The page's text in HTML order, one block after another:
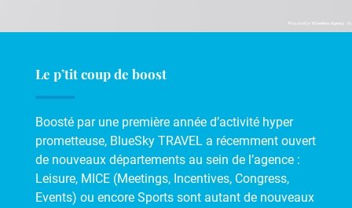
Le p’tit coup de boost
Boosté par une première année d’activité hyper
prometteuse, BlueSky TRAVEL a récemment ouvert
de nouveaux départements au sein de l’agence :
Leisure, MICE (Meetings, Incentives, Congress,
Events) ou encore Sports sont autant de nouveaux